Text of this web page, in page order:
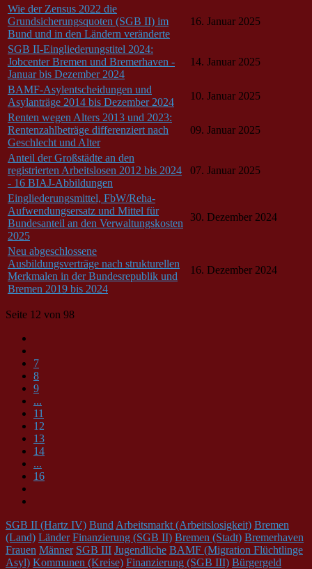
Wie der Zensus 2022 die
Grundsicherungsquoten (SGB II) im
Bund und in den Ländern veränderte
16. Januar 2025
SGB II-Eingliederungstitel 2024:
Jobcenter Bremen und Bremerhaven -
Januar bis Dezember 2024
14. Januar 2025
BAMF-Asylentscheidungen und
Asylanträge 2014 bis Dezember 2024
10. Januar 2025
Renten wegen Alters 2013 und 2023:
Rentenzahlbeträge differenziert nach
Geschlecht und Alter
09. Januar 2025
Anteil der Großstädte an den
registrierten Arbeitslosen 2012 bis 2024
- 16 BIAJ-Abbildungen
07. Januar 2025
Eingliederungsmittel, FbW/Reha-
Aufwendungsersatz und Mittel für
Bundesanteil an den Verwaltungskosten
2025
30. Dezember 2024
Neu abgeschlossene
Ausbildungsverträge nach strukturellen
Merkmalen in der Bundesrepublik und
Bremen 2019 bis 2024
16. Dezember 2024
Seite 12 von 98
7
8
9
...
11
12
13
14
...
16
SGB II (Hartz IV) Bund Arbeitsmarkt (Arbeitslosigkeit) Bremen
(Land) Länder Finanzierung (SGB II) Bremen (Stadt) Bremerhaven
Frauen Männer SGB III Jugendliche BAMF (Migration Flüchtlinge
Asyl) Kommunen (Kreise) Finanzierung (SGB III) Bürgergeld